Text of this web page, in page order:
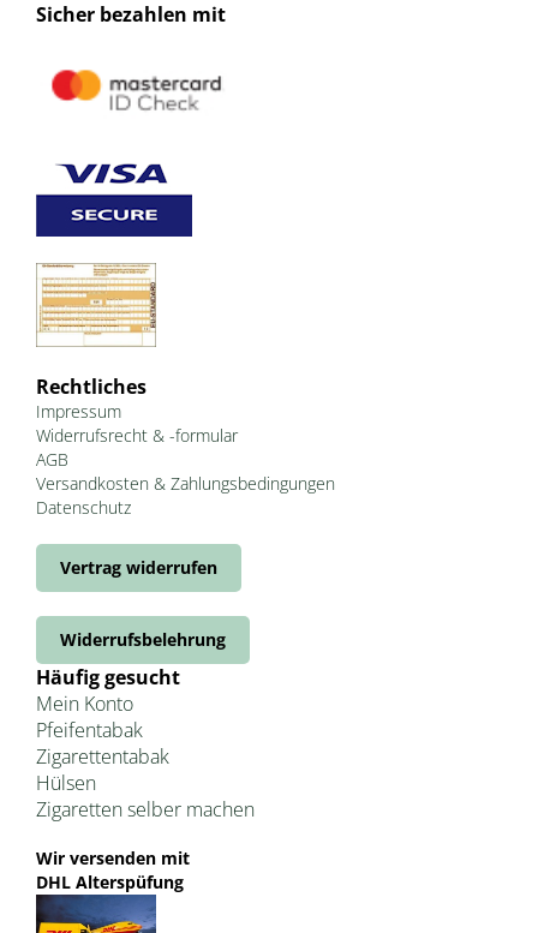
Sicher bezahlen mit
Rechtliches
Impressum
Widerrufsrecht & -formular
AGB
Versandkosten & Zahlungsbedingungen
Datenschutz
Vertrag widerrufen
Widerrufsbelehrung
Häufig gesucht
Mein Konto
Pfeifentabak
Zigarettentabak
Hülsen
Zigaretten selber machen
Wir versenden mit
DHL Alterspüfung